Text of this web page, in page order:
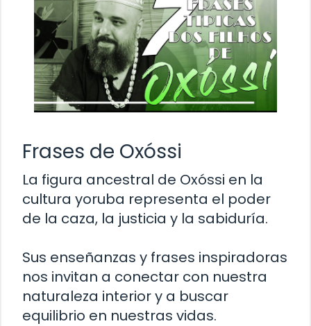
Frases de Oxóssi
La figura ancestral de Oxóssi en la
cultura yoruba representa el poder
de la caza, la justicia y la sabiduría.
Sus enseñanzas y frases inspiradoras
nos invitan a conectar con nuestra
naturaleza interior y a buscar
equilibrio en nuestras vidas.